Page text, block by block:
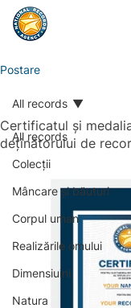
Postare
All records
Colecții
Mâncare și băuturi
Corpul uman
Realizările omului
Dimensiuini
Natura
All records
Certificatul și
deținătorului de